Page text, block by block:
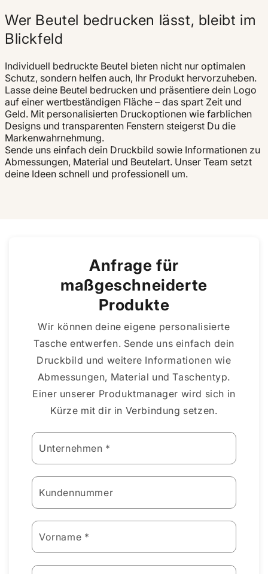
Wer Beutel bedrucken lässt, bleibt im
Blickfeld
Individuell bedruckte Beutel bieten nicht nur optimalen
Schutz, sondern helfen auch, Ihr Produkt hervorzuheben.
Lasse deine Beutel bedrucken und präsentiere dein Logo
auf einer wertbeständigen Fläche – das spart Zeit und
Geld. Mit personalisierten Druckoptionen wie farblichen
Designs und transparenten Fenstern steigerst Du die
Markenwahrnehmung.
Sende uns einfach dein Druckbild sowie Informationen zu
Abmessungen, Material und Beutelart. Unser Team setzt
deine Ideen schnell und professionell um.
Anfrage für
maßgeschneiderte
Produkte
Wir können deine eigene personalisierte
Tasche entwerfen. Sende uns einfach dein
Druckbild und weitere Informationen wie
Abmessungen, Material und Taschentyp.
Einer unserer Produktmanager wird sich in
Kürze mit dir in Verbindung setzen.
Bitte
dieses
Feld
leer
lassen
Unternehmen *
Kundennummer
Vorname *